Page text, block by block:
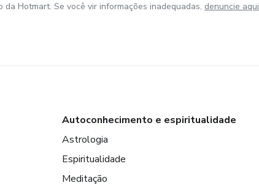
Hotmart. Se você vir informações inadequadas, denuncie aqui
Autoconhecimento e espiritualidade
Astrologia
Espiritualidade
Meditação